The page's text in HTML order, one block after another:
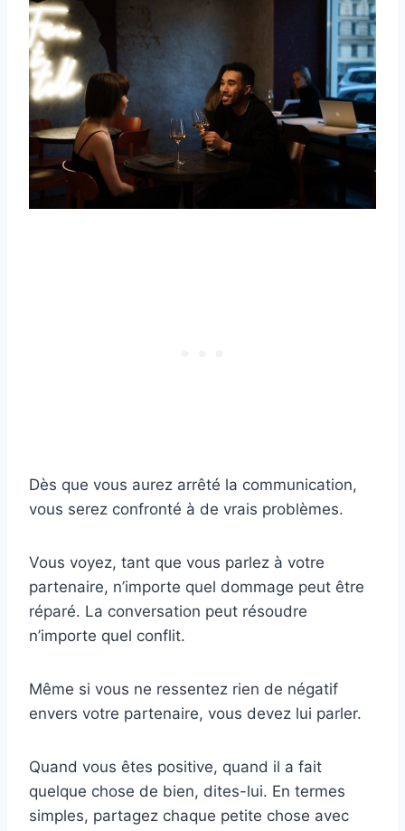
Dès que vous aurez arrêté la communication,
vous serez confronté à de vrais problèmes.
Vous voyez, tant que vous parlez à votre
partenaire, n’importe quel dommage peut être
réparé. La conversation peut résoudre
n’importe quel conflit.
Même si vous ne ressentez rien de négatif
envers votre partenaire, vous devez lui parler.
Quand vous êtes positive, quand il a fait
quelque chose de bien, dites-lui. En termes
simples, partagez chaque petite chose avec